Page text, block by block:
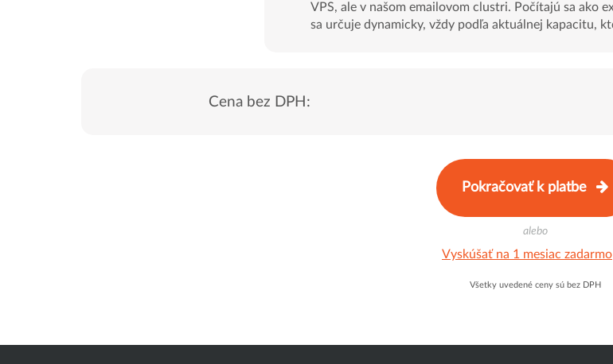
VPS, ale v našom emailovom clustri. Počítajú sa ako
sa určuje dynamicky, vždy podľa aktuálnej kapacitu,
Cena bez DPH:
Pokračovať k platbe
alebo
Vyskúšať na 1 mesiac zadarmo
Všetky uvedené ceny sú bez DPH